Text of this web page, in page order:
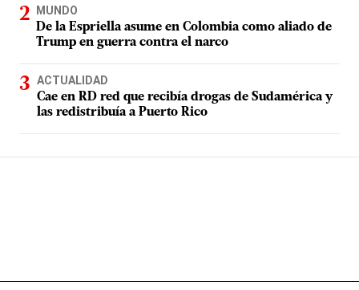
MUNDO
De la Espriella asume en Colombia como aliado de
Trump en guerra contra el narco
ACTUALIDAD
Cae en RD red que recibía drogas de Sudamérica y
las redistribuía a Puerto Rico